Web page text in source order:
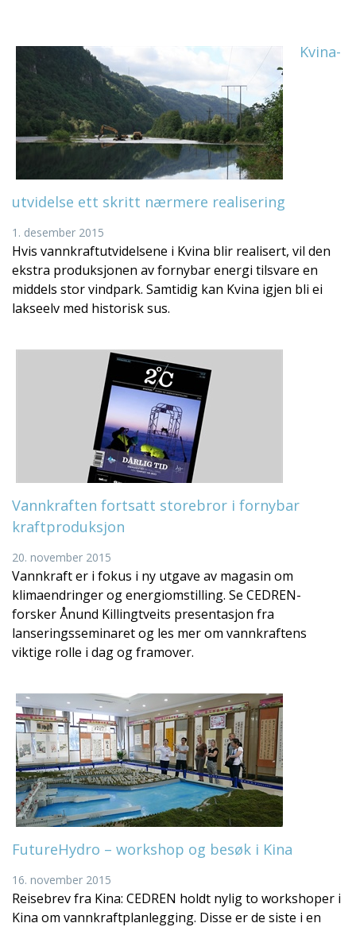
Kvina-
utvidelse ett skritt nærmere realisering
1. desember 2015
Hvis vannkraftutvidelsene i Kvina blir realisert, vil den
ekstra produksjonen av fornybar energi tilsvare en
middels stor vindpark. Samtidig kan Kvina igjen bli ei
lakseelv med historisk sus.
Vannkraften fortsatt storebror i fornybar
kraftproduksjon
20. november 2015
Vannkraft er i fokus i ny utgave av magasin om
klimaendringer og energiomstilling. Se CEDREN-
forsker Ånund Killingtveits presentasjon fra
lanseringsseminaret og les mer om vannkraftens
viktige rolle i dag og framover.
FutureHydro – workshop og besøk i Kina
16. november 2015
Reisebrev fra Kina: CEDREN holdt nylig to workshoper i
Kina om vannkraftplanlegging. Disse er de siste i en